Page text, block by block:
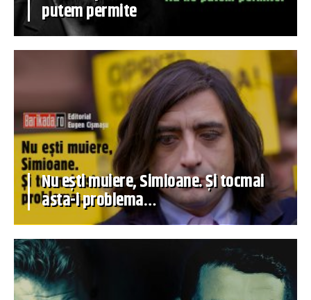
putem permite
Nu ești muiere, Simioane. Și tocmai
asta-i problema…